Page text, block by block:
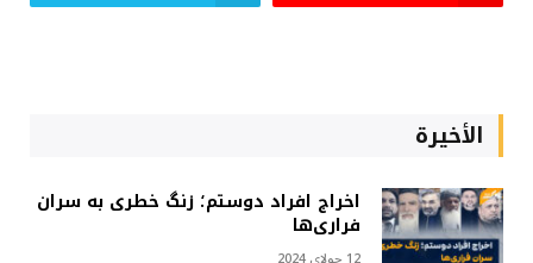
الأخيرة
اخراج افراد دوستم؛ زنگ خطری به سران
فراری‌ها